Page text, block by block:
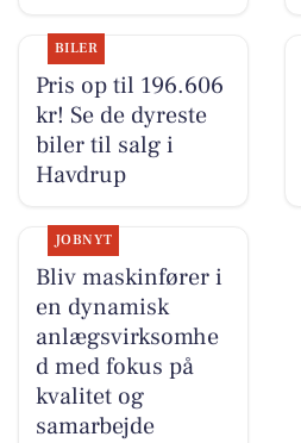
BILER
Pris op til 196.606
kr! Se de dyreste
biler til salg i
Havdrup
JOBNYT
Bliv maskinfører i
en dynamisk
anlægsvirksomhe
d med fokus på
kvalitet og
samarbejde